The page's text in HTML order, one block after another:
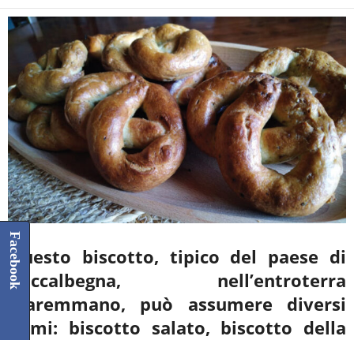
Questo biscotto, tipico del paese di
Roccalbegna, nell’entroterra
maremmano, può assumere diversi
nomi: biscotto salato, biscotto della
Facebook